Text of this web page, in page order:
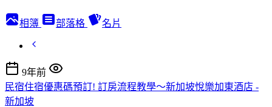
相簿 部落格 名片
9年前
民宿住宿優惠碼預訂! 訂房流程教學～新加坡悅樂加東酒店 -
新加坡